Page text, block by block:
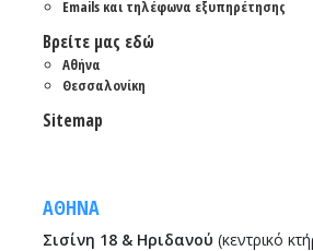
Emails και τηλέφωνα εξυπηρέτησης
Βρείτε μας εδώ
Αθήνα
Θεσσαλονίκη
Sitemap
ΑΘΗΝΑ
Σισίνη 18 & Ηριδανού (κεντρικό